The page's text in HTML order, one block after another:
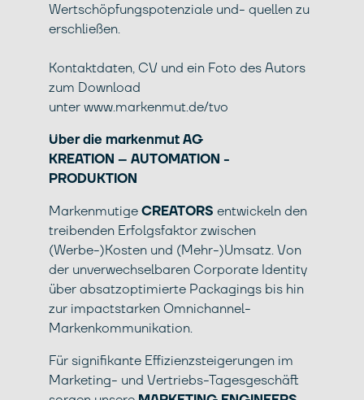
Wertschöpfungspotenziale und- quellen zu
erschließen.
Kontaktdaten, CV und ein Foto des Autors
zum Download
unter www.markenmut.de/tvo
Über die markenmut AG
KREATION – AUTOMATION -
PRODUKTION
Markenmutige CREATORS entwickeln den
treibenden Erfolgsfaktor zwischen
(Werbe-)Kosten und (Mehr-)Umsatz. Von
der unverwechselbaren Corporate Identity
über absatzoptimierte Packagings bis hin
zur impactstarken Omnichannel-
Markenkommunikation.
Für signifikante Effizienzsteigerungen im
Marketing- und Vertriebs-Tagesgeschäft